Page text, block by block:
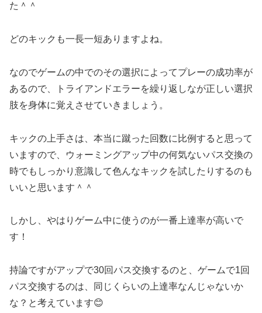
た＾＾
どのキックも一長一短ありますよね。
なのでゲームの中でのその選択によってプレーの成功率が
あるので、トライアンドエラーを繰り返しなが正しい選択
肢を身体に覚えさせていきましょう。
キックの上手さは、本当に蹴った回数に比例すると思って
いますので、ウォーミングアップ中の何気ないパス交換の
時でもしっかり意識して色んなキックを試したりするのも
いいと思います＾＾
しかし、やはりゲーム中に使うのが一番上達率が高いで
す！
持論ですがアップで30回パス交換するのと、ゲームで1回
パス交換するのは、同じくらいの上達率なんじゃないか
な？と考えています😊